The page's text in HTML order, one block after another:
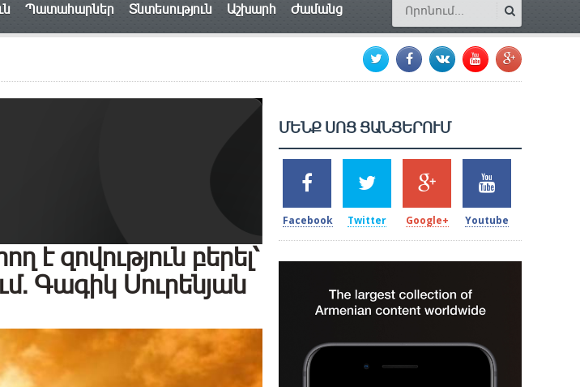
Պատահարներ Տնտեսություն Աշխարհ Ժամանց
է զովություն բերել՝
Գագիկ Սուրենյան
ՄԵՆՔ ՍՈՑ ՑԱՆՑԵՐՈՒՄ
2k
SHARES
Facebook
1.5k
TWEETS
Twitter
203
SHARES
Google+
620
SHARES
Youtube